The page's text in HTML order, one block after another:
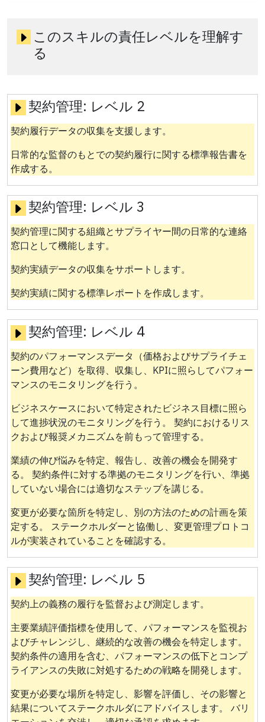
このスキルの責任レベルを理解す
る
契約管理: レベル 2
契約履行データの収集を支援します。
日常的な監督のもとでの契約履行に関する標準報告書を
作成する。
契約管理: レベル 3
契約管理に関する組織とサプライヤー間の日常的な連絡
窓口として機能します。
契約実績データの収集をサポートします。
契約実績に関する標準レポートを作成します。
契約管理: レベル 4
契約のパフォーマンスデータ（価格およびサプライチェ
ーン費用など）を取得、収集し、KPIに照らしてパフォー
マンスのモニタリングを行う。
ビジネスケースにおいて特定されたビジネス目標に照ら
して進捗状況のモニタリングを行う。 契約におけるリス
クおよび報奨メカニズムを前もって管理する。
業績の伸び悩みを特定、報告し、改善の機会を開発す
る。 契約条件に対する準拠のモニタリングを行い、準拠
していない場合には適切なステップを講じる。
変更が必要な箇所を特定し、別の方法のための計画を策
定する。 ステークホルダーと協働し、変更管理プロトコ
ルが実装されていることを確認する。
契約管理: レベル 5
契約上の義務の履行を監督および測定します。
主要業績評価指標を使用して、パフォーマンスを監視お
よびチャレンジし、継続的な改善の機会を特定します。
契約条件の適用を含む、パフォーマンスの低下とコンプ
ライアンスの失敗に対処するための戦略を開発します。
変更が必要な場所を特定し、影響を評価し、その影響と
結果についてステークホルダにアドバイスします。 バリ